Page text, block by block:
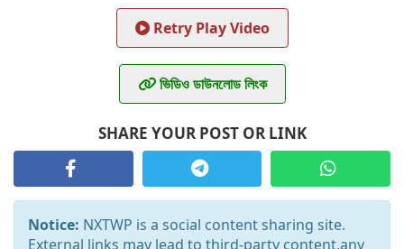
Retry Play Video
ভিডিও ডাউনলোড লিংক
SHARE YOUR POST OR LINK
Notice: NXTWP is a social content sharing site.
External links may lead to third-party content,any